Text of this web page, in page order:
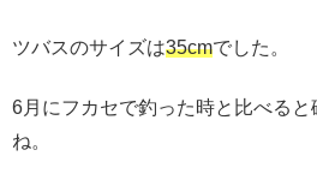
ツバスのサイズは35cmでした。
6月にフカセで釣った時と比べる
ね。